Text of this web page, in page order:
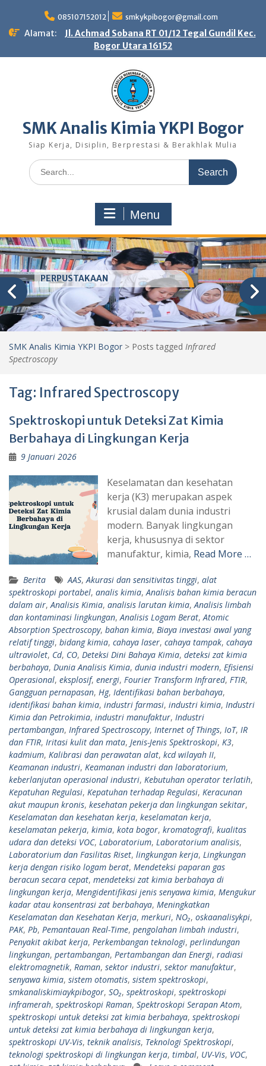
content
085107152012 smkykpibogor@gmail.com
Alamat:
Jl. Achmad Sobana RT 01/12 Tegal Gundil Kec.
Bogor Utara 16152
SMK Analis Kimia YKPI Bogor
Siap Kerja, Disiplin, Berprestasi & Berakhlak Mulia
Search
for:
Menu
PERPUSTAKAAN
SMK Analis Kimia YKPI Bogor > Posts tagged Infrared
Spectroscopy
Tag: Infrared Spectroscopy
Spektroskopi untuk Deteksi Zat Kimia
Berbahaya di Lingkungan Kerja
9 Januari 2026
Keselamatan dan kesehatan
kerja (K3) merupakan aspek
krusial dalam dunia industri
modern. Banyak lingkungan
kerja, khususnya di sektor
manufaktur, kimia, Read More …
Berita AAS, Akurasi dan sensitivitas tinggi, alat
spektroskopi portabel, analis kimia, Analisis bahan kimia beracun
dalam air, Analisis Kimia, analisis larutan kimia, Analisis limbah
dan kontaminasi lingkungan, Analisis Logam Berat, Atomic
Absorption Spectroscopy, bahan kimia, Biaya investasi awal yang
relatif tinggi, bidang kimia, cahaya laser, cahaya tampak, cahaya
ultraviolet, Cd, CO, Deteksi Dini Bahaya Kimia, deteksi zat kimia
berbahaya, Dunia Analisis Kimia, dunia industri modern, Efisiensi
Operasional, eksplosif, energi, Fourier Transform Infrared, FTIR,
Gangguan pernapasan, Hg, Identifikasi bahan berbahaya,
identifikasi bahan kimia, industri farmasi, industri kimia, Industri
Kimia dan Petrokimia, industri manufaktur, Industri
pertambangan, Infrared Spectroscopy, Internet of Things, IoT, IR
dan FTIR, Iritasi kulit dan mata, Jenis-Jenis Spektroskopi, K3,
kadmium, Kalibrasi dan perawatan alat, kcd wilayah II,
Keamanan industri, Keamanan industri dan laboratorium,
keberlanjutan operasional industri, Kebutuhan operator terlatih,
Kepatuhan Regulasi, Kepatuhan terhadap Regulasi, Keracunan
akut maupun kronis, kesehatan pekerja dan lingkungan sekitar,
Keselamatan dan kesehatan kerja, keselamatan kerja,
keselamatan pekerja, kimia, kota bogor, kromatografi, kualitas
udara dan deteksi VOC, Laboratorium, Laboratorium analisis,
Laboratorium dan Fasilitas Riset, lingkungan kerja, Lingkungan
kerja dengan risiko logam berat, Mendeteksi paparan gas
beracun secara cepat, mendeteksi zat kimia berbahaya di
lingkungan kerja, Mengidentifikasi jenis senyawa kimia, Mengukur
kadar atau konsentrasi zat berbahaya, Meningkatkan
Keselamatan dan Kesehatan Kerja, merkuri, NO₂, oskaanalisykpi,
PAK, Pb, Pemantauan Real-Time, pengolahan limbah industri,
Penyakit akibat kerja, Perkembangan teknologi, perlindungan
lingkungan, pertambangan, Pertambangan dan Energi, radiasi
elektromagnetik, Raman, sektor industri, sektor manufaktur,
senyawa kimia, sistem otomatis, sistem spektroskopi,
smkanaliskimiaykpibogor, SO₂, spektroskopi, spektroskopi
inframerah, spektroskopi Raman, Spektroskopi Serapan Atom,
spektroskopi untuk deteksi zat kimia berbahaya, spektroskopi
untuk deteksi zat kimia berbahaya di lingkungan kerja,
spektroskopi UV-Vis, teknik analisis, Teknologi Spektroskopi,
teknologi spektroskopi di lingkungan kerja, timbal, UV-Vis, VOC,